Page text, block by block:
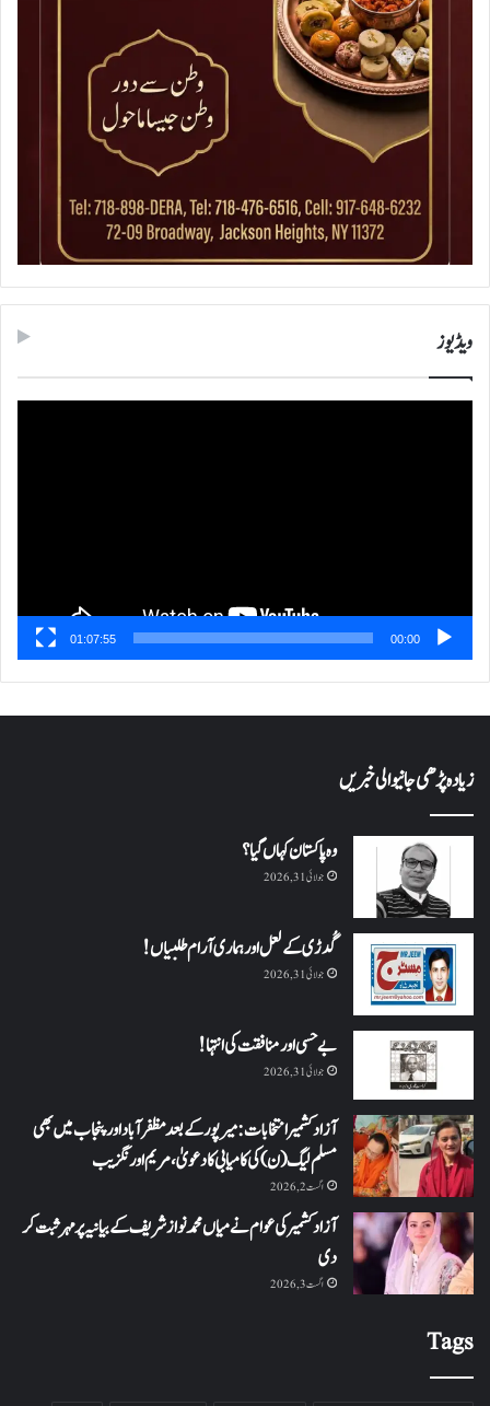
ویڈیوز
00:00
01:07:55
زیادہ پڑھی جانیوالی خبریں
وہ پاکستان کہاں گیا؟
جولائی 31, 2026
گُدڑی کے لعل اور ہماری آرام طلبیاں!
جولائی 31, 2026
بے حسی اور منافقت کی انتہا !
جولائی 31, 2026
آزاد کشمیر انتخابات: میرپور کے بعد مظفرآباد اور پنجاب میں بھی
مسلم لیگ (ن) کی کامیابی کا دعویٰ، مریم اورنگزیب
اگست 2, 2026
آزاد کشمیر کی عوام نے میاں محمد نواز شریف کے بیانیہ پر مہر ثبت کر
دی
اگست 3, 2026
Tags